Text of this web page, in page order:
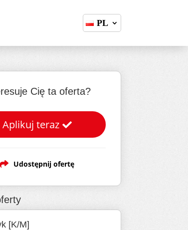
PL
Cię ta oferta?
Aplikuj teraz
Udostępnij ofertę
[K/M]